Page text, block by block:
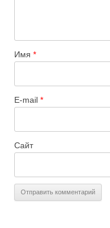
Имя *
E-mail *
Сайт